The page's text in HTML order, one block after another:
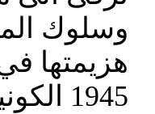
وسلوك
هزيمتها
1945 الكونية .؟؟